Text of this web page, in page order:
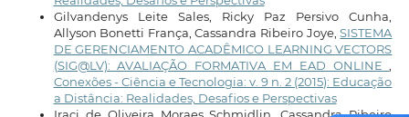
Gilvandenys Leite Sales, Ricky Paz Persivo Cunha,
Allyson Bonetti França, Cassandra Ribeiro Joye,SISTEMA
DE GERENCIAMENTO ACADÊMICO LEARNING VECTORS
(SIG@LV): AVALIAÇÃO FORMATIVA EM EAD ONLINE
Conexões - Ciência e Tecnologia: v. 9 n. 2 (2015): Educação
a Distância: Realidades, Desafios e Perspectivas